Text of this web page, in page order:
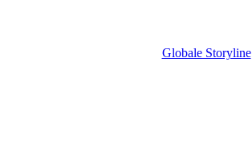
Globale Storyline